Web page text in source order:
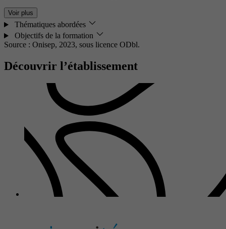
Voir plus
Thématiques abordées
Objectifs de la formation
Source : Onisep, 2023, sous licence ODbl.
Découvrir l’établissement